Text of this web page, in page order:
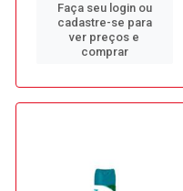
Faça seu login ou
cadastre-se para
ver preços e
comprar